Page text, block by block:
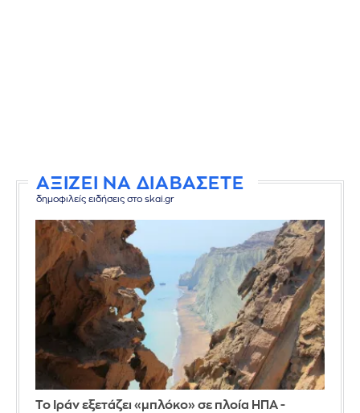
ΑΞΙΖΕΙ ΝΑ ΔΙΑΒΑΣΕΤΕ
δημοφιλείς ειδήσεις στο skai.gr
Το Ιράν εξετάζει «μπλόκο» σε πλοία ΗΠΑ -